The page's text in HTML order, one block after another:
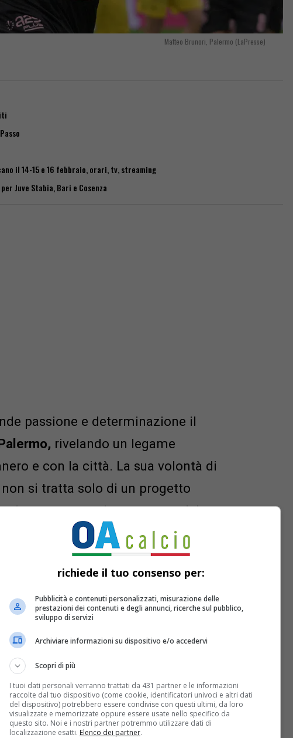
Matteo Brunori, Palermo (LaPresse)
il 14-15 e 16 febbraio, orari, tv, streaming
Juve Stabia, Bari e Cosenza
passione e determinazione il
rivelando un legame
e con la città. La sua volontà di
si tratta solo di un progetto
impegno emotivo verso un club
richiede il tuo consenso per:
Pubblicità e contenuti personalizzati, misurazione delle
prestazioni dei contenuti e degli annunci, ricerche sul pubblico,
sviluppo di servizi
Archiviare informazioni su dispositivo e/o accedervi
Scopri di più
I tuoi dati personali verranno trattati da 431 partner e le informazioni
raccolte dal tuo dispositivo (come cookie, identificatori univoci e altri dati
del dispositivo) potrebbero essere condivise con questi ultimi, da loro
visualizzate e memorizzate oppure essere usate nello specifico da
questo sito. Noi e i nostri partner potremmo utilizzare dati di
localizzazione esatti. Elenco dei partner.